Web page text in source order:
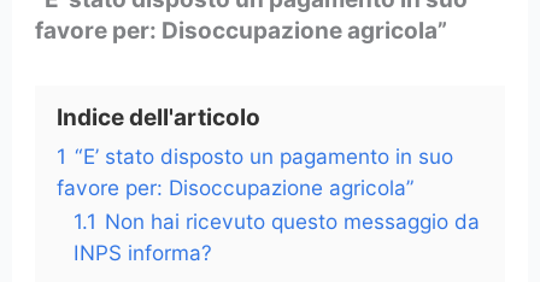
favore per: Disoccupazione agricola”
Indice dell'articolo
1 “E’ stato disposto un pagamento in suo
favore per: Disoccupazione agricola”
1.1 Non hai ricevuto questo messaggio da
INPS informa?